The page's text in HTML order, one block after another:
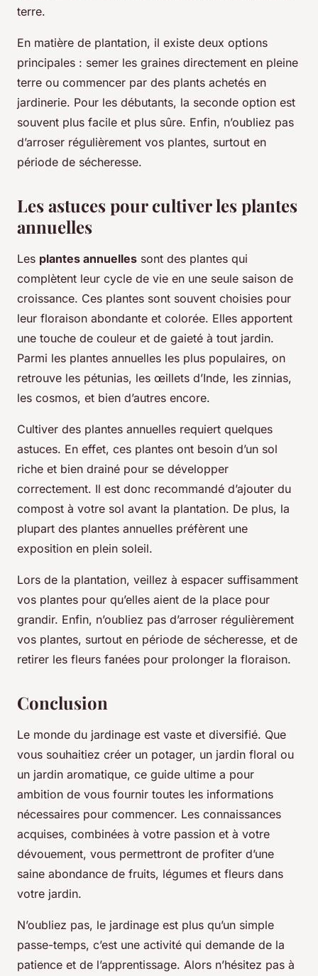
terre.
En matière de plantation, il existe deux options
principales : semer les graines directement en pleine
terre ou commencer par des plants achetés en
jardinerie. Pour les débutants, la seconde option est
souvent plus facile et plus sûre. Enfin, n’oubliez pas
d’arroser régulièrement vos plantes, surtout en
période de sécheresse.
Les astuces pour cultiver les plantes
annuelles
Les plantes annuelles sont des plantes qui
complètent leur cycle de vie en une seule saison de
croissance. Ces plantes sont souvent choisies pour
leur floraison abondante et colorée. Elles apportent
une touche de couleur et de gaieté à tout jardin.
Parmi les plantes annuelles les plus populaires, on
retrouve les pétunias, les œillets d’Inde, les zinnias,
les cosmos, et bien d’autres encore.
Cultiver des plantes annuelles requiert quelques
astuces. En effet, ces plantes ont besoin d’un sol
riche et bien drainé pour se développer
correctement. Il est donc recommandé d’ajouter du
compost à votre sol avant la plantation. De plus, la
plupart des plantes annuelles préfèrent une
exposition en plein soleil.
Lors de la plantation, veillez à espacer suffisamment
vos plantes pour qu’elles aient de la place pour
grandir. Enfin, n’oubliez pas d’arroser régulièrement
vos plantes, surtout en période de sécheresse, et de
retirer les fleurs fanées pour prolonger la floraison.
Conclusion
Le monde du jardinage est vaste et diversifié. Que
vous souhaitiez créer un potager, un jardin floral ou
un jardin aromatique, ce guide ultime a pour
ambition de vous fournir toutes les informations
nécessaires pour commencer. Les connaissances
acquises, combinées à votre passion et à votre
dévouement, vous permettront de profiter d’une
saine abondance de fruits, légumes et fleurs dans
votre jardin.
N’oubliez pas, le jardinage est plus qu’un simple
passe-temps, c’est une activité qui demande de la
patience et de l’apprentissage. Alors n’hésitez pas à